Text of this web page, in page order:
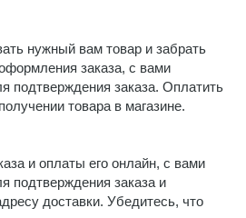
нужный вам товар и забрать
заказа, с вами
подтверждения заказа. Оплатить
товара в магазине.
и оплаты его онлайн, с вами
подтверждения заказа и
доставки. Убедитесь, что